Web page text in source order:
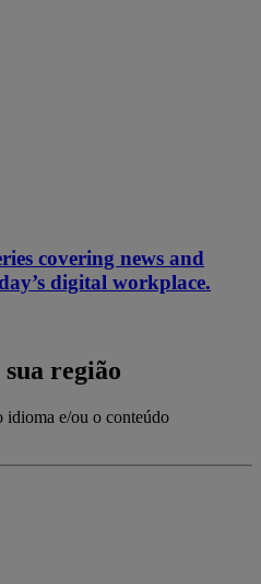
covering news and
digital workplace.
região
idioma e/ou o conteúdo